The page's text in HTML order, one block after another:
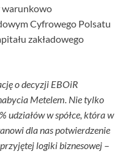
warunkowo
Cyfrowego Polsatu
zakładowego
o decyzji EBOiR
Metelem. Nie tylko
udziałów w spółce, która w
dla nas potwierdzenie
logiki biznesowej –